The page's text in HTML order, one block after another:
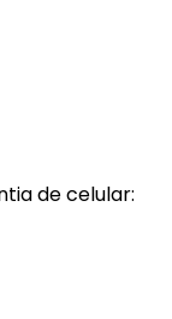
de celular: